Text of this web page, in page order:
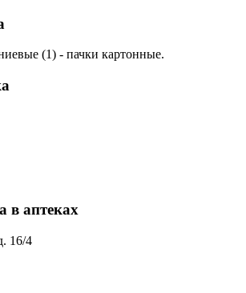
(1) - пачки картонные.
в аптеках
16/4